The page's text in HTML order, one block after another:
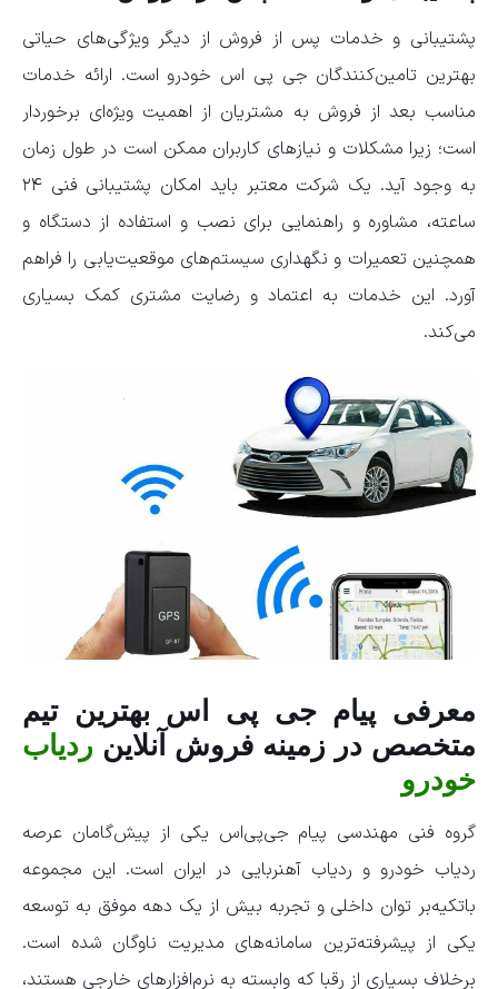
پشتیبانی و خدمات پس از فروش از دیگر ویژگی‌های حیاتی
بهترین تامین‌کنندگان جی پی اس خودرو است. ارائه خدمات
مناسب بعد از فروش به مشتریان از اهمیت ویژه‌ای برخوردار
است؛ زیرا مشکلات و نیازهای کاربران ممکن است در طول زمان
به وجود آید. یک شرکت معتبر باید امکان پشتیبانی فنی ۲۴
ساعته، مشاوره و راهنمایی برای نصب و استفاده از دستگاه و
همچنین تعمیرات و نگهداری سیستم‌های موقعیت‌یابی را فراهم
آورد. این خدمات به اعتماد و رضایت مشتری کمک بسیاری
می‌کند.
معرفی پیام جی‌ پی‌ اس بهترین تیم
متخصص در زمینه فروش آنلاین ردیاب
خودرو
گروه فنی مهندسی پیام‌ جی‌پی‌اس یکی از پیش‌گامان عرصه
ردیاب خودرو و ردیاب آهنربایی در ایران است. این مجموعه
باتکیه‌بر توان داخلی و تجربه بیش از یک دهه موفق به توسعه
یکی از پیشرفته‌ترین سامانه‌های مدیریت ناوگان شده است.
برخلاف بسیاری از رقبا که وابسته به نرم‌افزارهای خارجی هستند،